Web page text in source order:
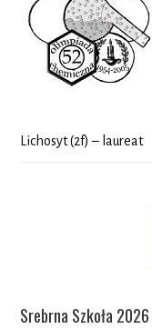
Lichosyt (2f) – laureat
Srebrna Szkoła 2026